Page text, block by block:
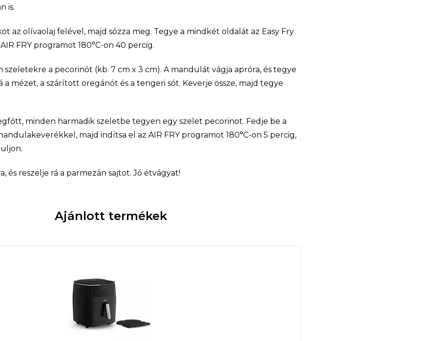
is.
az olívaolaj felével, majd sózza meg. Tegye a mindkét oldalát az Easy Fry
FRY programot 180°C-on 40 percig.
szeletekre a pecorinót (kb. 7 cm x 3 cm). A mandulát vágja apróra, és tegye
a mézet, a szárított oregánót és a tengeri sót. Keverje össze, majd tegye
minden harmadik szeletbe tegyen egy szelet pecorinot. Fedje be a
majd indítsa el az AIR FRY programot 180°C-on 5 percig,
és reszelje rá a parmezán sajtot. Jó étvágyat!
Ajánlott termékek